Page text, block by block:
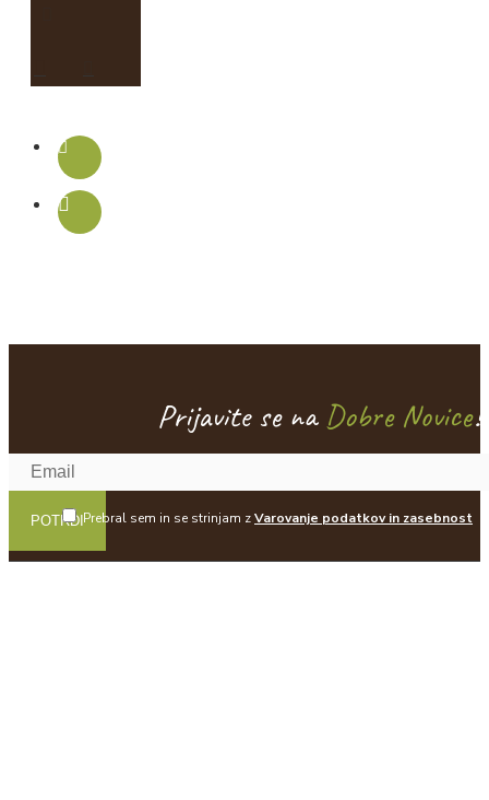
Prijavite se naDobre Novice!
POTRDIPrebral sem in se strinjam zVarovanje podatkov in zasebnost